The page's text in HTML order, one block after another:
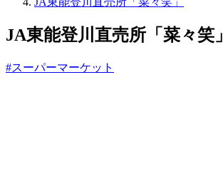
と
JA東能登川直売所「菜々笑」
#スーパーマーケット